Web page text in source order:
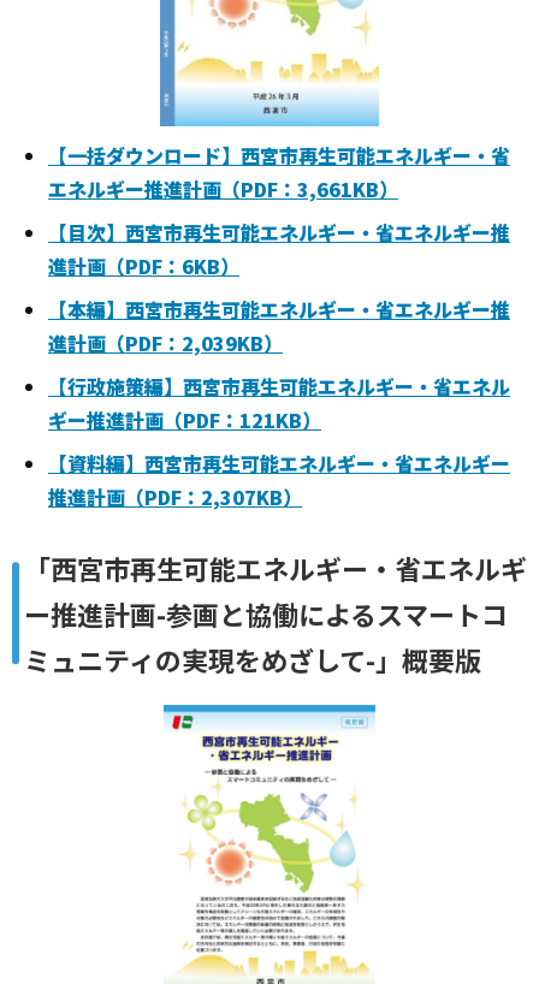
【一括ダウンロード】西宮市再生可能エネルギー・省
エネルギー推進計画（PDF：3,661KB）
【目次】西宮市再生可能エネルギー・省エネルギー推
進計画（PDF：6KB）
【本編】西宮市再生可能エネルギー・省エネルギー推
進計画（PDF：2,039KB）
【行政施策編】西宮市再生可能エネルギー・省エネル
ギー推進計画（PDF：121KB）
【資料編】西宮市再生可能エネルギー・省エネルギー
推進計画（PDF：2,307KB）
「西宮市再生可能エネルギー・省エネルギ
ー推進計画-参画と協働によるスマートコ
ミュニティの実現をめざして-」概要版